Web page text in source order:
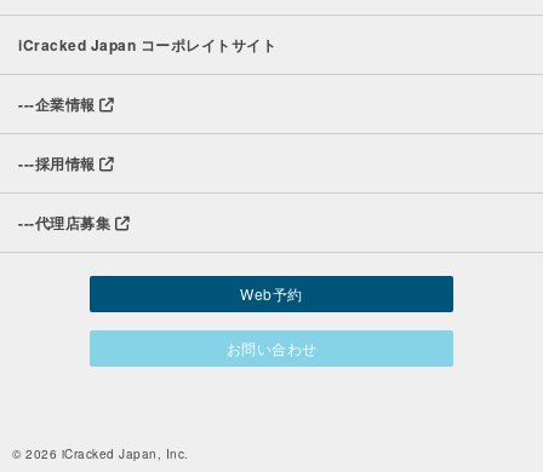
iCracked Japan コーポレイトサイト
---企業情報
---採用情報
---代理店募集
Web予約
お問い合わせ
© 2026 iCracked Japan, Inc.